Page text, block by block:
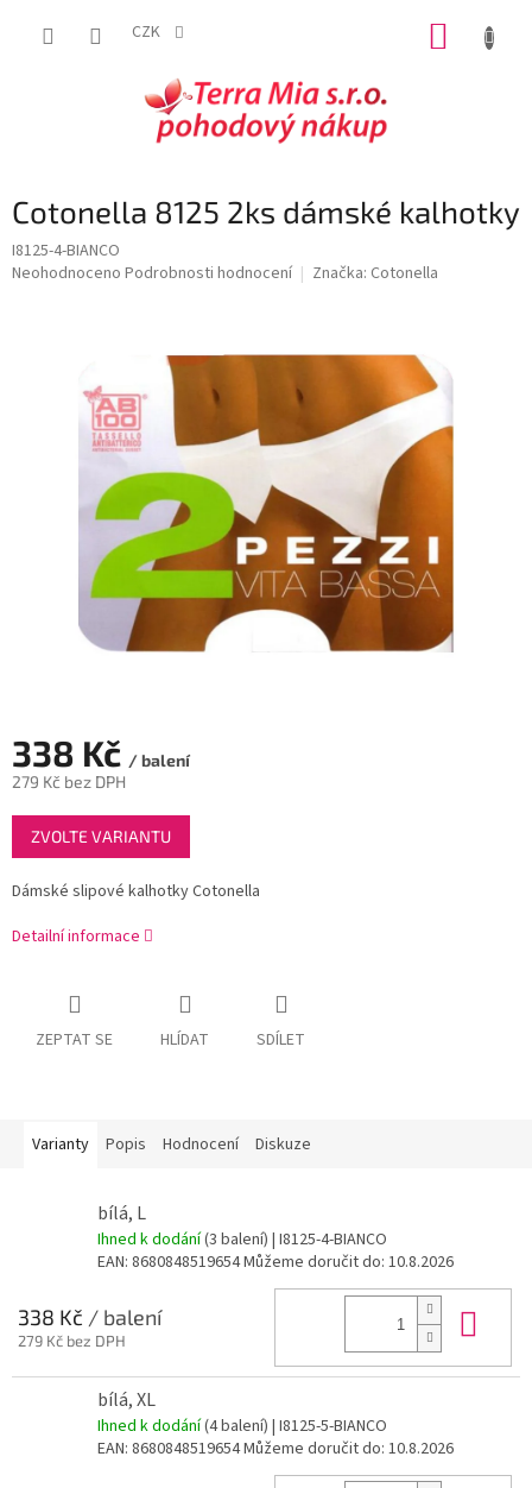
CZK
Cotonella 8125 2ks dámské kalhotky
I8125-4-BIANCO
Průměrné
Neohodnoceno Podrobnosti hodnocení Značka: Cotonella
338 Kč / balení
279 Kč bez DPH
Měrná
cena:
ZVOLTE VARIANTU
Dámské slipové kalhotky Cotonella
Detailní informace
ZEPTAT SE HLÍDAT SDÍLET
Varianty Popis Hodnocení Diskuze
bílá, L
Ihned k dodání(3 balení) | I8125-4-BIANCO
EAN: 8680848519654Můžeme doručit do: 10.8.2026
338 Kč / balení
279 Kč bez DPH
bílá, XL
Ihned k dodání(4 balení) | I8125-5-BIANCO
EAN: 8680848519654Můžeme doručit do: 10.8.2026